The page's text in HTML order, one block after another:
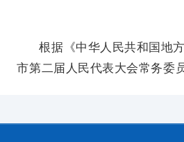
根据《中华人民共和国地
市第二届人民代表大会常务委